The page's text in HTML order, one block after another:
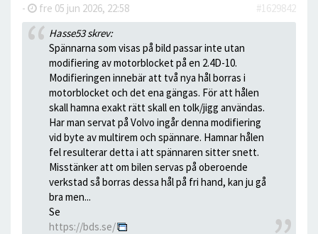
- fre 05 jun 2026, 22:58
#1629842
Hasse53 skrev:
Spännarna som visas på bild passar inte utan
modifiering av motorblocket på en 2.4D-10.
Modifieringen innebär att två nya hål borras i
motorblocket och det ena gängas. För att hålen
skall hamna exakt rätt skall en tolk/jigg användas.
Har man servat på Volvo ingår denna modifiering
vid byte av multirem och spännare. Hamnar hålen
fel resulterar detta i att spännaren sitter snett.
Misstänker att om bilen servas på oberoende
verkstad så borras dessa hål på fri hand, kan ju gå
bra men...
Se
https://bds.se/